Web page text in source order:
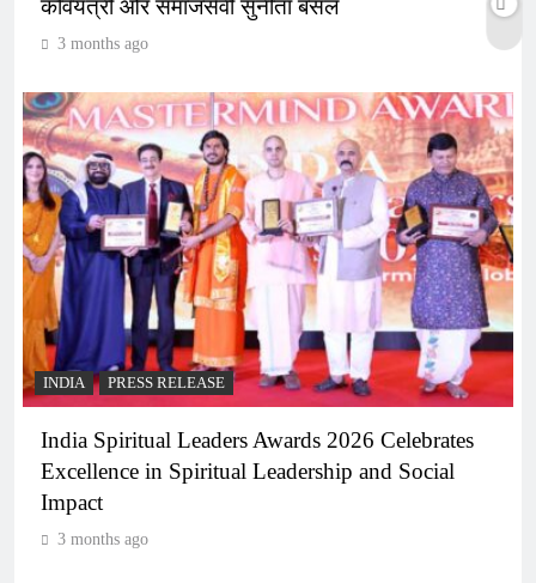
कवियत्री और समाजसेवी सुनीता बंसल
3 months ago
INDIA PRESS RELEASE
India Spiritual Leaders Awards 2026 Celebrates
Excellence in Spiritual Leadership and Social
Impact
3 months ago